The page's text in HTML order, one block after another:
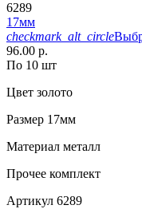
6289
17мм
checkmark_alt_circle
96.00 р.
По 10 шт
Цвет золото
Размер 17мм
Материал металл
Прочее комплект
Артикул 6289